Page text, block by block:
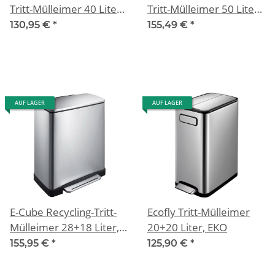
Tritt-Mülleimer 40 Liter,
EKO
130,95 € *
Tritt-Mülleimer 50 Liter,
EKO
155,49 € *
AUF LAGER
E-Cube Recycling-Tritt-
Mülleimer 28+18 Liter,
EKO
155,95 € *
AUF LAGER
Ecofly Tritt-Mülleimer
20+20 Liter, EKO
125,90 € *